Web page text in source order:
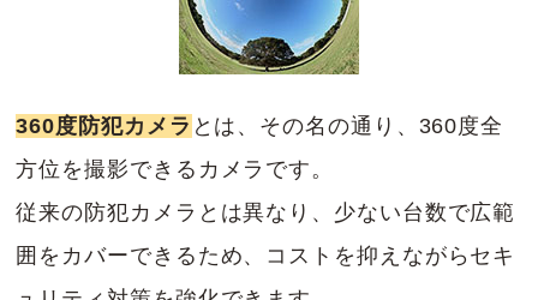
360度防犯カメラ とは、その名の通り、360度全
方位を撮影できるカメラです。
従来の防犯カメラとは異なり、少ない台数で広範
囲をカバーできるため、コストを抑えながらセキ